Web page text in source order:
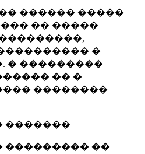
������ �����
�� �����
�
� ���������
�� �
��������
�������
��������� ��